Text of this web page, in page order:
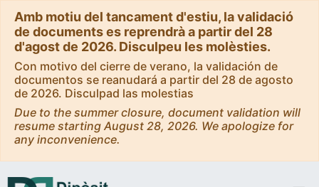
Amb motiu del tancament d'estiu, la validació
de documents es reprendrà a partir del 28
d'agost de 2026. Disculpeu les molèsties.
Con motivo del cierre de verano, la validación de
documentos se reanudará a partir del 28 de agosto
de 2026. Disculpad las molestias
Due to the summer closure, document validation will
resume starting August 28, 2026. We apologize for
any inconvenience.